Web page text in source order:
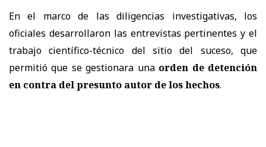
En el marco de las diligencias investigativas, los
oficiales desarrollaron las entrevistas pertinentes y el
trabajo científico-técnico del sitio del suceso, que
permitió que se gestionara una orden de detención
en contra del presunto autor de los hechos.